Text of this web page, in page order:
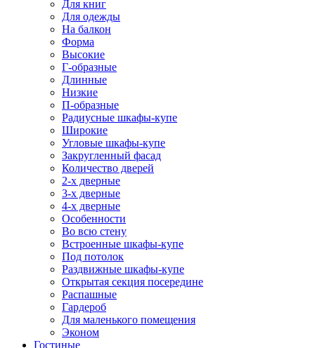
Для книг
Для одежды
На балкон
Форма
Высокие
Г-образные
Длинные
Низкие
П-образные
Радиусные шкафы-купе
Широкие
Угловые шкафы-купе
Закругленный фасад
Количество дверей
2-х дверные
3-х дверные
4-х дверные
Особенности
Во всю стену
Встроенные шкафы-купе
Под потолок
Раздвижные шкафы-купе
Открытая секция посередине
Распашные
Гардероб
Для маленького помещения
Эконом
Гостиные